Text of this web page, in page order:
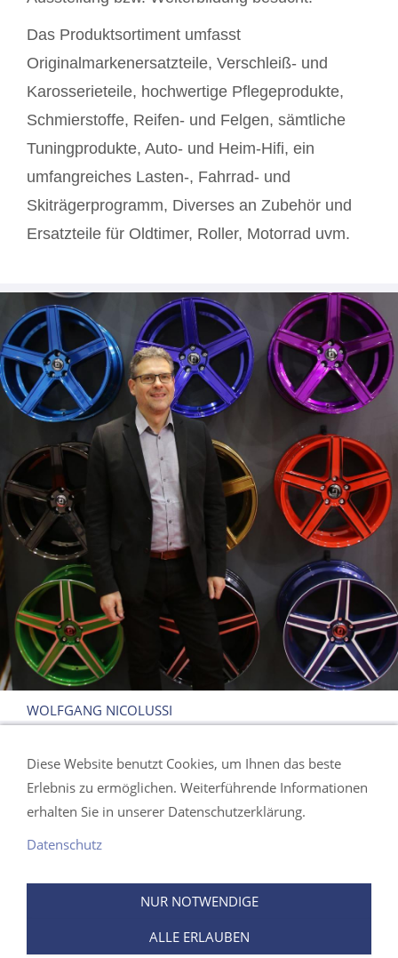
Das Produktsortiment umfasst
Originalmarkenersatzteile, Verschleiß- und
Karosserieteile, hochwertige Pflegeprodukte,
Schmierstoffe, Reifen- und Felgen, sämtliche
Tuningprodukte, Auto- und Heim-Hifi, ein
umfangreiches Lasten-, Fahrrad- und
Skiträgerprogramm, Diverses an Zubehör und
Ersatzteile für Oldtimer, Roller, Motorrad uvm.
WOLFGANG NICOLUSSI
Kontakt / Lage
Impressum
Diese Website benutzt Cookies, um Ihnen das beste
Erlebnis zu ermöglichen. Weiterführende Informationen
erhalten Sie in unserer Datenschutzerklärung.
Datenschutz
NUR NOTWENDIGE
ALLE ERLAUBEN